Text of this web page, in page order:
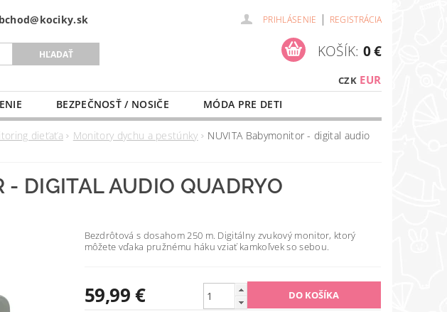
PRIHLÁSENIE | REGISTRÁCIA
CZK EUR
KOŠÍK: 0 €
BEZPEČNOSŤ / NOSIČE
MÓDA PRE DETI
PRE MAMIČKU NAŠE SLUŽBY
O NÁKUPE
dieťaťa Monitory dychu a pestúnky
NUVITA Babymonitor - digital audio
DIGITAL AUDIO QUADRYO
Bezdrôtová s dosahom 250 m. Digitálny zvukový monitor, ktorý
môžete vďaka pružnému háku vziať kamkoľvek so sebou.
59,99 €